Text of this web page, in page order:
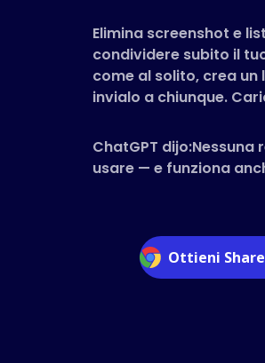
Elimina screenshot e
condividere subito il
come al solito, crea
invialo a chiunque.
ChatGPT
usare — e funziona
Ottieni